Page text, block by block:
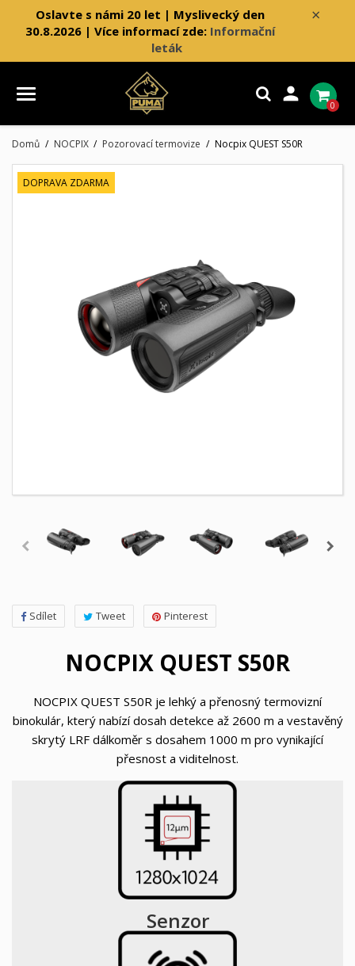
×
Oslavte s námi 20 let | Myslivecký den
30.8.2026 | Více informací zde: Informační
leták

0
Domů NOCPIX Pozorovací termovize Nocpix QUEST S50R
DOPRAVA ZDARMA
Sdílet Tweet Pinterest
NOCPIX QUEST S50R
NOCPIX QUEST S50R je lehký a přenosný termovizní
binokulár, který nabízí dosah detekce až 2600 m a vestavěný
skrytý LRF dálkoměr s dosahem 1000 m pro vynikající
přesnost a viditelnost.
Senzor